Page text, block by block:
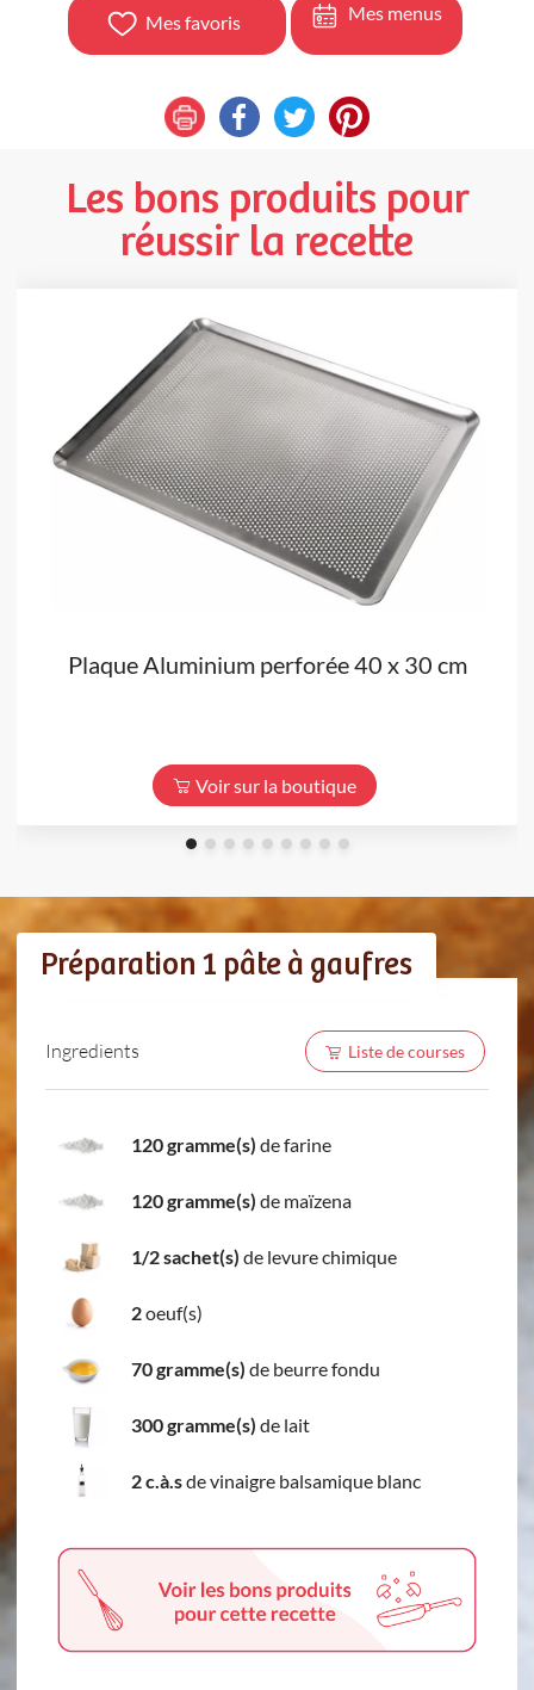
Mes favoris Mes menus
Les bons produits pour
réussir la recette
Plaque Aluminium perforée 40 x 30 cm
Voir sur la boutique
Préparation 1 pâte à gaufres
Ingredients Liste de courses
120 gramme(s) de farine
120 gramme(s) de maïzena
1/2 sachet(s) de levure chimique
2oeuf(s)
70 gramme(s) de beurre fondu
300 gramme(s) de lait
2 c.à.sde vinaigre balsamique blanc